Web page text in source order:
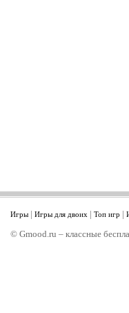
Игры | Игры для двоих | Топ игр |
© Gmood.ru – классные